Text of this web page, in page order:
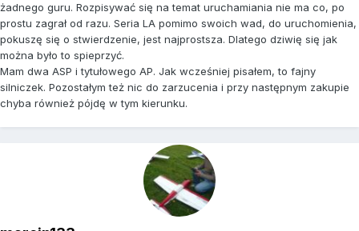
żadnego guru. Rozpisywać się na temat uruchamiania nie ma co, po
prostu zagrał od razu. Seria LA pomimo swoich wad, do uruchomienia,
pokuszę się o stwierdzenie, jest najprostsza. Dlatego dziwię się jak
można było to spieprzyć.
Mam dwa ASP i tytułowego AP. Jak wcześniej pisałem, to fajny
silniczek. Pozostałym też nic do zarzucenia i przy następnym zakupie
chyba również pójdę w tym kierunku.